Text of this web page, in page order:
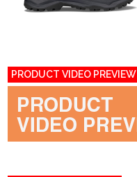
PRODUCT VIDEO PREVIEW